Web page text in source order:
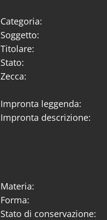
Categoria:
Soggetto:
Titolare:
Stato:
Zecca:
Impronta leggenda:
Impronta descrizione:
Materia:
Forma:
Stato di conservazione: